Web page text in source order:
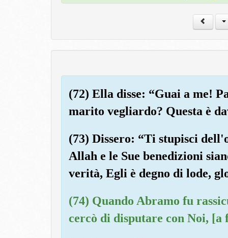
(72) Ella disse: “Guai a me!
marito vegliardo? Questa è
(73) Dissero: “Ti stupisci
Allah e le Sue benedizioni
verità, Egli è degno di lode,
(74) Quando Abramo fu
cercò di disputare con Noi,